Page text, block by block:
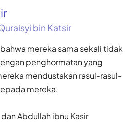
bin Katsir
mereka sama sekali tidak
penghormatan yang
mendustakan rasul-rasul-
mereka.
Abdullah ibnu Kasir